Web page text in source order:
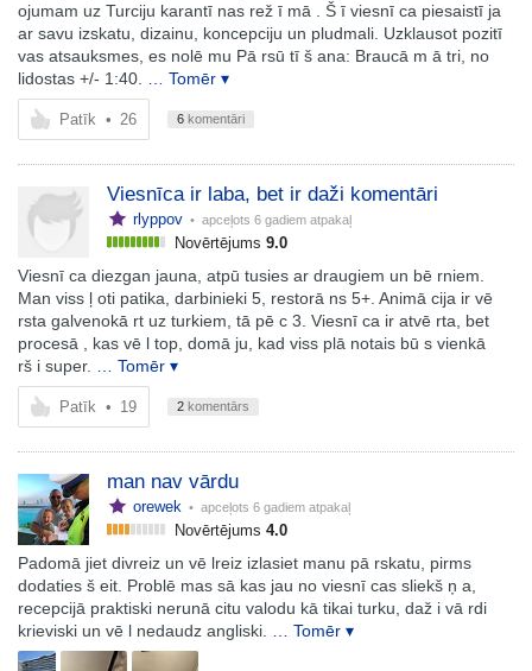
ojumam uz Turciju karantī nas rež ī mā . Š ī viesnī ca piesaistī ja
ar savu izskatu, dizainu, koncepciju un pludmali. Uzklausot pozitī
vas atsauksmes, es nolē mu Pā rsū tī š ana: Braucā m ā tri, no
lidostas +/- 1:40.
… Tomēr ▾
Patīk • 26 6 komentāri
Viesnīca ir laba, bet ir daži komentāri
rlyppov • apceļots 6 gadiem atpakaļ
Novērtējums 9.0
Viesnī ca diezgan jauna, atpū tusies ar draugiem un bē rniem.
Man viss ļ oti patika, darbinieki 5, restorā ns 5+. Animā cija ir vē
rsta galvenokā rt uz turkiem, tā pē c 3. Viesnī ca ir atvē rta, bet
procesā , kas vē l top, domā ju, kad viss plā notais bū s vienkā
rš i super.
… Tomēr ▾
Patīk • 19 2 komentārs
man nav vārdu
orewek • apceļots 6 gadiem atpakaļ
Novērtējums 4.0
Padomā jiet divreiz un vē lreiz izlasiet manu pā rskatu, pirms
dodaties š eit. Problē mas sā kas jau no viesnī cas sliekš ņ a,
recepcijā praktiski nerunā citu valodu kā tikai turku, daž i vā rdi
krieviski un vē l nedaudz angliski.
… Tomēr ▾